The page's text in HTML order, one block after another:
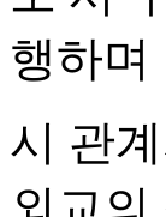
행하며
시 관